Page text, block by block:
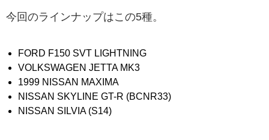
今回のラインナップはこの5種。
FORD F150 SVT LIGHTNING
VOLKSWAGEN JETTA MK3
1999 NISSAN MAXIMA
NISSAN SKYLINE GT-R (BCNR33)
NISSAN SILVIA (S14)